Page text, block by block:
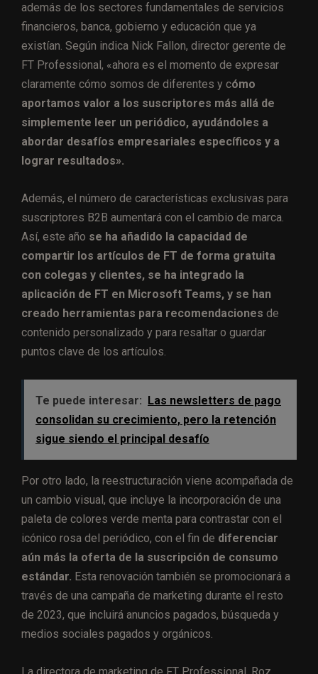
además de los sectores fundamentales de servicios
financieros, banca, gobierno y educación que ya
existían. Según indica Nick Fallon, director gerente de
FT Professional, «ahora es el momento de expresar
claramente cómo somos de diferentes y cómo
aportamos valor a los suscriptores más allá de
simplemente leer un periódico, ayudándoles a
abordar desafíos empresariales específicos y a
lograr resultados».
Además, el número de características exclusivas para
suscriptores B2B aumentará con el cambio de marca.
Así, este año se ha añadido la capacidad de
compartir los artículos de FT de forma gratuita
con colegas y clientes, se ha integrado la
aplicación de FT en Microsoft Teams, y se han
creado herramientas para recomendaciones de
contenido personalizado y para resaltar o guardar
puntos clave de los artículos.
Te puede interesar:
Las newsletters de pago
consolidan su crecimiento, pero la retención
sigue siendo el principal desafío
Por otro lado, la reestructuración viene acompañada de
un cambio visual, que incluye la incorporación de una
paleta de colores verde menta para contrastar con el
icónico rosa del periódico, con el fin de diferenciar
aún más la oferta de la suscripción de consumo
estándar. Esta renovación también se promocionará a
través de una campaña de marketing durante el resto
de 2023, que incluirá anuncios pagados, búsqueda y
medios sociales pagados y orgánicos.